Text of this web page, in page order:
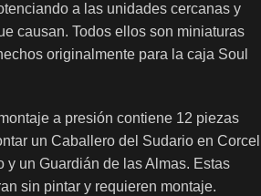
a las unidades cercanas y
causan. Todos ellos son miniaturas
originalmente para la caja Soul
a presión contiene 12 piezas
un Caballero del Sudario en Corcel
y un Guardián de las Almas. Estas
sin pintar y requieren montaje.